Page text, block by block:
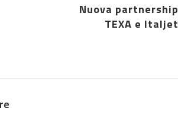
Nuova partnership
TEXA e Italjet